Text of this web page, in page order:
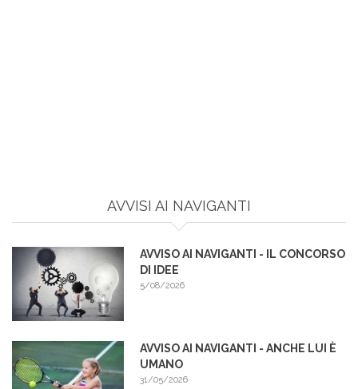
AVVISI AI NAVIGANTI
AVVISO AI NAVIGANTI - IL CONCORSO
DI IDEE
5/08/2026
AVVISO AI NAVIGANTI - ANCHE LUI È
UMANO
31/05/2026